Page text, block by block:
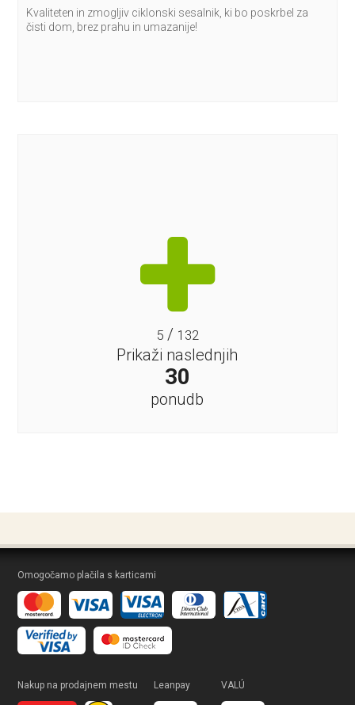
Kvaliteten in zmogljiv ciklonski sesalnik, ki bo poskrbel za
čisti dom, brez prahu in umazanije!
5/ 132
Prikaži naslednjih
30
ponudb
Omogočamo plačila s karticami
Nakup na prodajnem mestu Leanpay VALÚ